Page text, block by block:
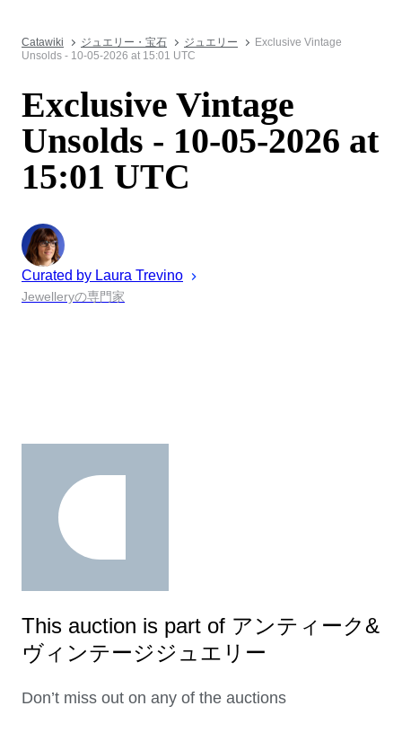
Catawiki ジュエリー・宝石 ジュエリー
Exclusive Vintage
Unsolds - 10-05-2026 at 15:01 UTC
Exclusive Vintage
Unsolds - 10-05-2026 at
15:01 UTC
Curated by Laura Trevino
Jewelleryの専門家
This auction is part of アンティーク&
ヴィンテージジュエリー
Don’t miss out on any of the auctions